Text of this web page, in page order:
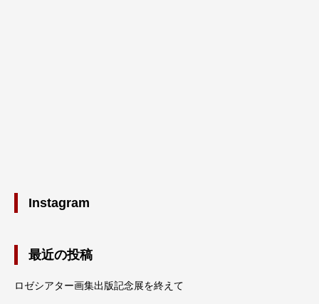
Instagram
最近の投稿
ロゼシアター画集出版記念展を終えて